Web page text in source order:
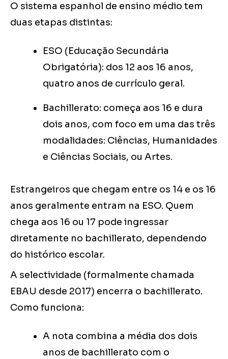
O sistema espanhol de ensino médio tem
duas etapas distintas:
ESO (Educação Secundária
Obrigatória): dos 12 aos 16 anos,
quatro anos de currículo geral.
Bachillerato: começa aos 16 e dura
dois anos, com foco em uma das três
modalidades: Ciências, Humanidades
e Ciências Sociais, ou Artes.
Estrangeiros que chegam entre os 14 e os 16
anos geralmente entram na ESO. Quem
chega aos 16 ou 17 pode ingressar
diretamente no bachillerato, dependendo
do histórico escolar.
A selectividade (formalmente chamada
EBAU desde 2017) encerra o bachillerato.
Como funciona:
A nota combina a média dos dois
anos de bachillerato com o